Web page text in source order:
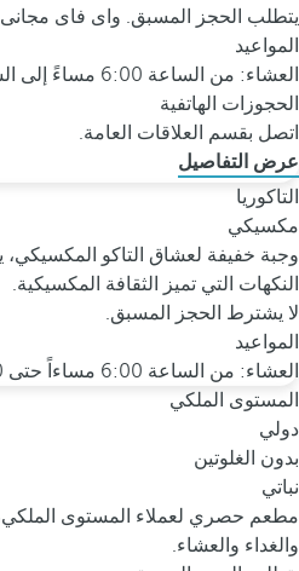
يتطلب الحجز المسبق. واى فاى
المواعيد
العشاء: من الساعة 6:00 مساءً إلى الساعة 10:30 مساءً
الحجوزات الهاتفية
اتصل بقسم العلاقات العامة.
عرض التفاصيل
التاكوريا
مكسيكي
وجبة خفيفة لعشاق التاكو المكسيكي،
النكهات التي تميز الثقافة المكسيكية.
لا يشترط الحجز المسبق.
المواعيد
العشاء: من الساعة 6:00 مساءاً حتى 3:00 صباحاً
المستوى الملكي
دولي
بدون الغلوتين
نباتي
مطعم حصري لعملاء المستوى
والغداء والعشاء.